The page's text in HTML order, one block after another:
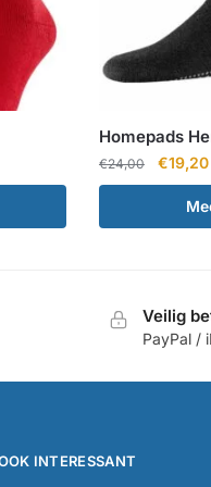
Homepads
€24,00
prijs
was:
€19,20
Veilig
PayPal /
INTERESSANT